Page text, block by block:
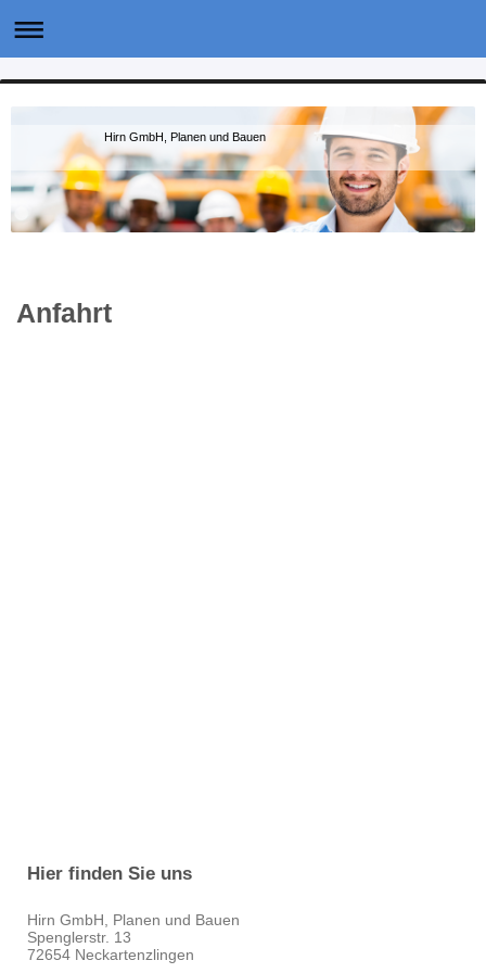
Hirn GmbH, Planen und Bauen
Anfahrt
Hier finden Sie uns
Hirn GmbH, Planen und Bauen
Spenglerstr. 13
72654 Neckartenzlingen